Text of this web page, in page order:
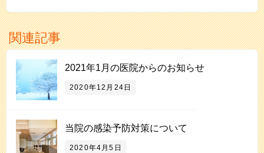
関連記事
2021年1月の医院からのお知らせ
2020年12月24日
当院の感染予防対策について
2020年4月5日